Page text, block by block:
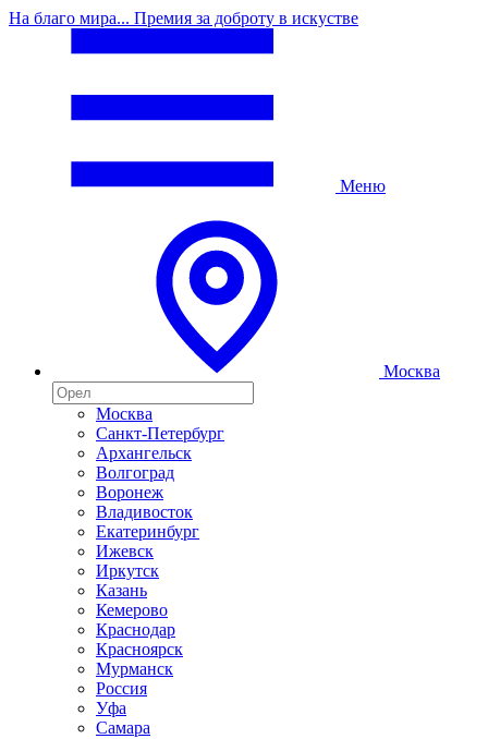
На благо мира... Премия за доброту в искустве
Меню
Москва
Москва
Санкт-Петербург
Архангельск
Волгоград
Воронеж
Владивосток
Екатеринбург
Ижевск
Иркутск
Казань
Кемерово
Краснодар
Красноярск
Мурманск
Россия
Уфа
Самара